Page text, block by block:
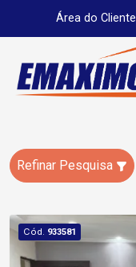
Área do Cliente
Refinar Pesquisa
Cód. 933581